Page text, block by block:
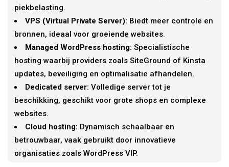
piekbelasting.
VPS (Virtual Private Server): Biedt meer controle en
bronnen, ideaal voor groeiende websites.
Managed WordPress hosting: Specialistische
hosting waarbij providers zoals SiteGround of Kinsta
updates, beveiliging en optimalisatie afhandelen.
Dedicated server: Volledige server tot je
beschikking, geschikt voor grote shops en complexe
websites.
Cloud hosting: Dynamisch schaalbaar en
betrouwbaar, vaak gebruikt door innovatieve
organisaties zoals WordPress VIP.